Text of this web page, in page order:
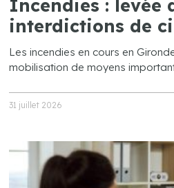
Incendies : levée
interdictions de
Les incendies en cours en
mobilisation de moyens
31 juillet 2026